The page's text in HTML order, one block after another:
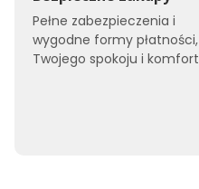
Pełne zabezpieczenia i
wygodne formy
Twojego spokoju i